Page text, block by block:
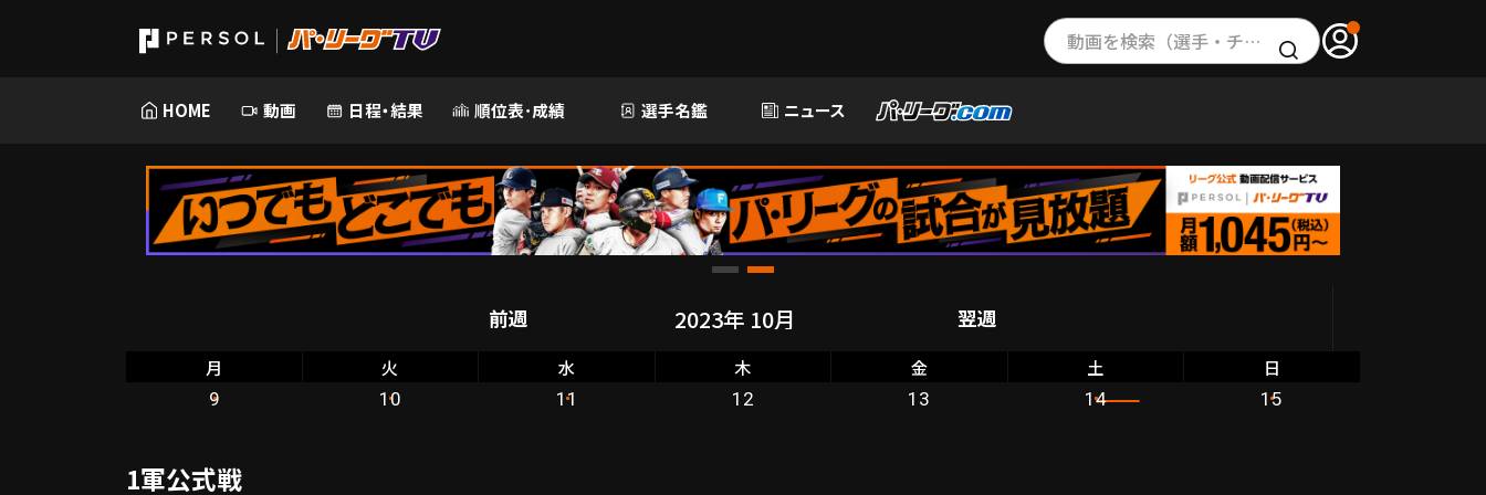
動画を検索（選手・チーム・プレー内容…）
HOME 動画 日程・結果 順位表･成績 選手名鑑 ニュース
前週 翌週
月 火 水 木 金 土 日
9 10 11 12 13 14 15
1軍公式戦